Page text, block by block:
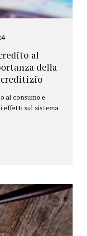
al
della
effetti sul sistema